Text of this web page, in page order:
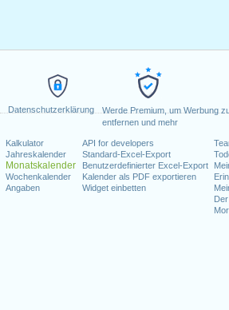
Datenschutzerklärung
Werde Premium, um Werbung
entfernen und mehr
Kalkulator
Jahreskalender
Monatskalender
Wochenkalender
Angaben
API for developers
Standard-Excel-Export
Benutzerdefinierter Excel-Export
Kalender als PDF exportieren
Widget einbetten